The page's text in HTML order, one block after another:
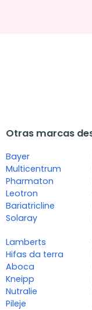
Otras marcas
Bayer
Multicentrum
Pharmaton
Leotron
Bariatricline
Solaray
Lamberts
Hifas da terra
Aboca
Kneipp
Nutralie
Pileje